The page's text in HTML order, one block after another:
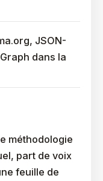
JSON-
dans la
méthodologie
part de voix
feuille de